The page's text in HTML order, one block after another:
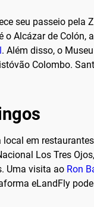
seu passeio pela
Alcázar de Colón,
. Além disso, o
Colombo.
em
Los Tres
Uma visita ao Ron
eLandFly